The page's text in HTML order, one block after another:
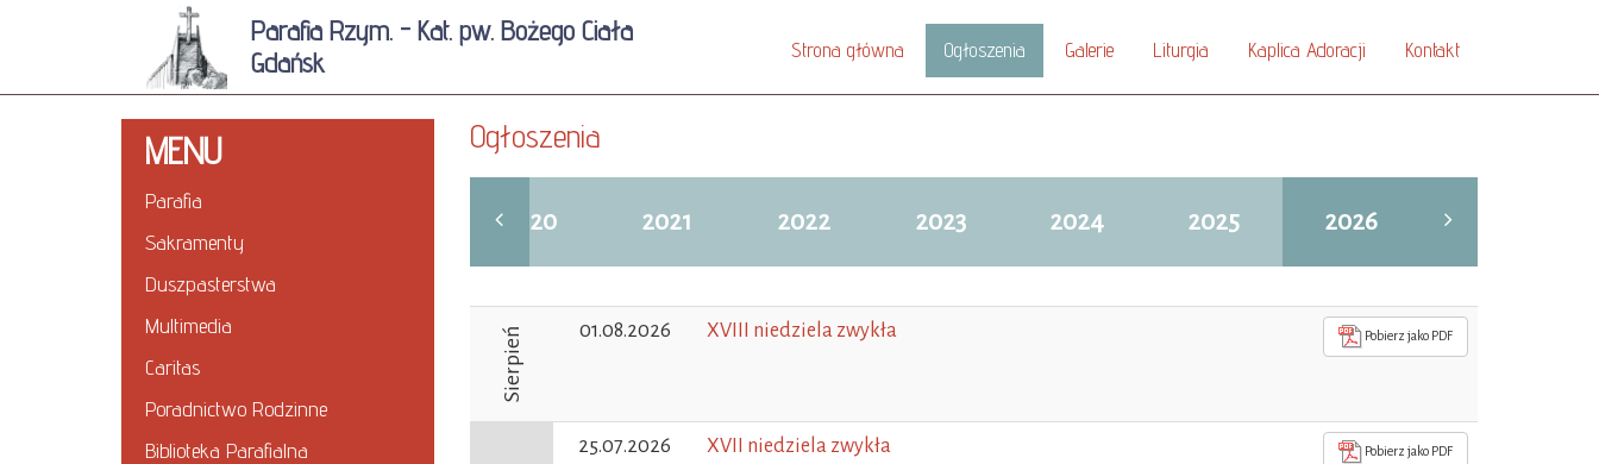
Parafia Rzym. - Kat. pw. Bożego Ciała
Gdańsk
Strona główna Ogłoszenia Galerie Liturgia Kaplica Adoracji Kontakt
MENU
Parafia
Sakramenty
Duszpasterstwa
Multimedia
Caritas
Poradnictwo Rodzinne
Biblioteka Parafialna
Ogłoszenia
2020 2021 2022 2023 2024 2025 2026
Sierpień 01.08.2026 XVIII niedziela zwykła Pobierz jako PDF
25.07.2026 XVII niedziela zwykła Pobierz jako PDF